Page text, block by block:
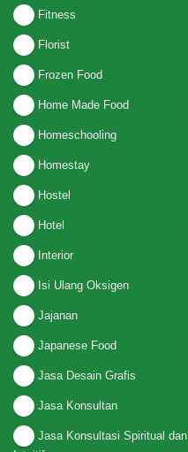
Fitness
Florist
Frozen Food
Home Made Food
Homeschooling
Homestay
Hostel
Hotel
Interior
Isi Ulang Oksigen
Jajanan
Japanese Food
Jasa Desain Grafis
Jasa Konsultan
Jasa Konsultasi Spiritual dan